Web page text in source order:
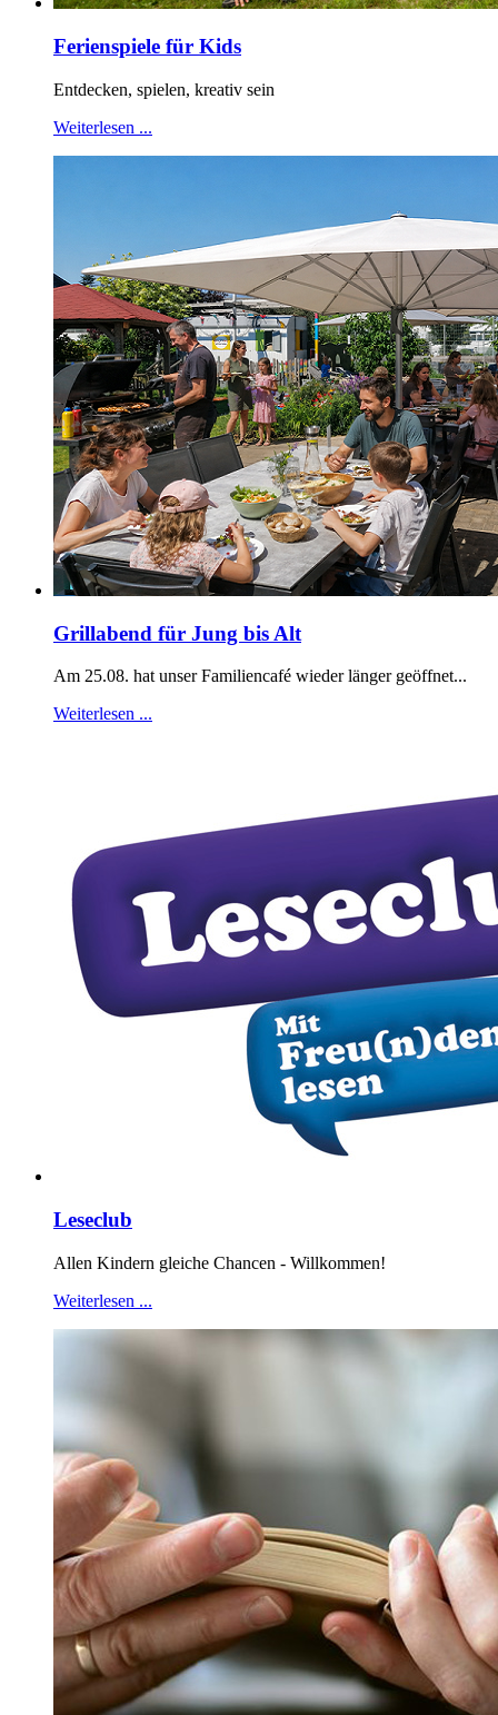
Ferienspiele für Kids
Entdecken, spielen, kreativ sein
Weiterlesen ...
Grillabend für Jung bis Alt
Am 25.08. hat unser Familiencafé wieder länger geöffnet...
Weiterlesen ...
Leseclub
Allen Kindern gleiche Chancen - Willkommen!
Weiterlesen ...